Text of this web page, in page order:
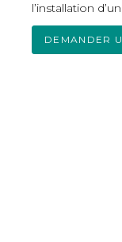
l’installation
DEMANDER